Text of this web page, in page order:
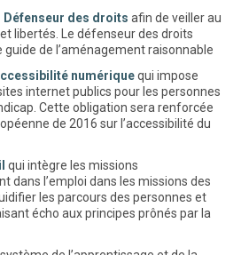
Défenseur des droits afin de veiller au
libertés. Le défenseur des droits
guide de l’aménagement raisonnable
numériquequi impose
internet publics pour les personnes
Cette obligation sera renforcée
de 2016 sur l’accessibilité du
qui intègre les missions
dans l’emploi dans les missions des
les parcours des personnes et
écho aux principes prônés par la